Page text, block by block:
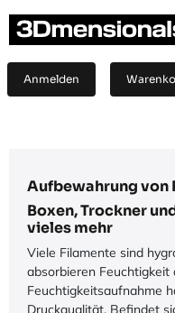
Anmelden
Aufbewahrung von
Boxen, Trockner
vieles mehr
Viele Filamente sind
absorbieren Feuchtigkeit
Feuchtigkeitsaufnahme
Druckqualität. Befindet